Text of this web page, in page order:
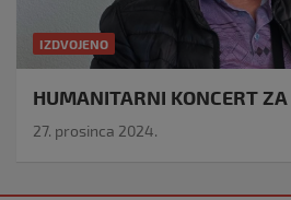
IZDVOJENO
HUMANITARNI KONCERT
27. prosinca 2024.